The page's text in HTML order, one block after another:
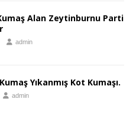
Alan Zeytinburnu Parti
admin
Yıkanmış Kot Kumaşı.
admin